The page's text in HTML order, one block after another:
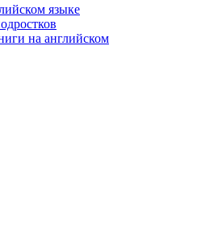
языке
на английском